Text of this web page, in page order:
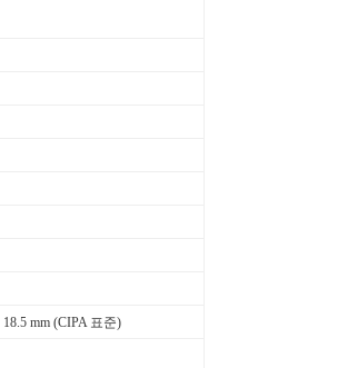
mm (CIPA 표준)